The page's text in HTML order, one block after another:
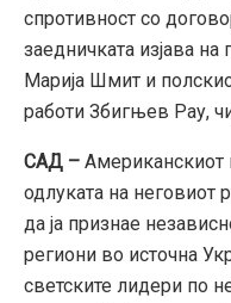
спротивност со
заедничката изјава
Марија Шмит и
работи Збигњев Рау,
САД – Американскиот
одлуката на неговиот
да ја признае
региони во источна
светските лидери по